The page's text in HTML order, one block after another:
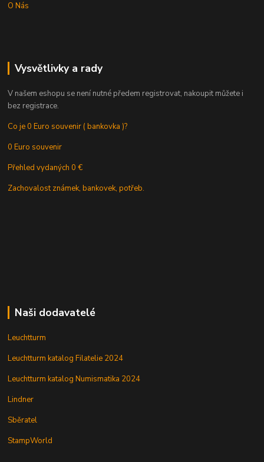
O Nás
Vysvětlivky a rady
V našem eshopu se není nutné předem registrovat, nakoupit můžete i
bez registrace.
Co je 0 Euro souvenir ( bankovka )?
0 Euro souvenir
Přehled vydaných 0 €
Zachovalost známek, bankovek, potřeb.
Naši dodavatelé
Leuchtturm
Leuchtturm katalog Filatelie 2024
Leuchtturm katalog Numismatika 2024
Lindner
Sběratel
StampWorld